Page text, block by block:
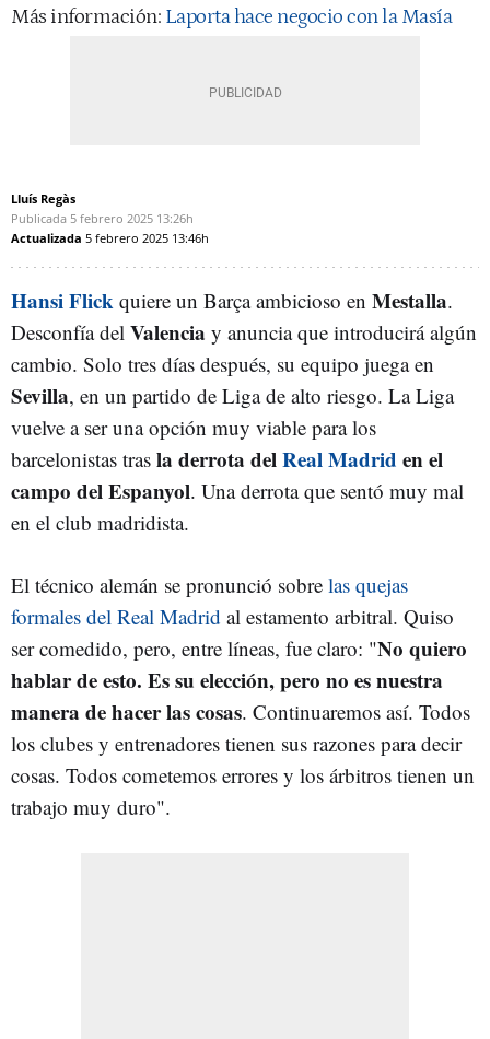
Más información: Laporta hace negocio con la Masía
Lluís Regàs
Publicada 5 febrero 2025 13:26h
Actualizada 5 febrero 2025 13:46h
Hansi Flick quiere un Barça ambicioso en Mestalla.
Desconfía del Valencia y anuncia que introducirá algún
cambio. Solo tres días después, su equipo juega en
Sevilla, en un partido de Liga de alto riesgo. La Liga
vuelve a ser una opción muy viable para los
barcelonistas tras la derrota delReal Madrid en el
campo del Espanyol. Una derrota que sentó muy mal
en el club madridista.
El técnico alemán se pronunció sobre las quejas
formales del Real Madrid al estamento arbitral. Quiso
ser comedido, pero, entre líneas, fue claro: "No quiero
hablar de esto. Es su elección, pero no es nuestra
manera de hacer las cosas. Continuaremos así. Todos
los clubes y entrenadores tienen sus razones para decir
cosas. Todos cometemos errores y los árbitros tienen un
trabajo muy duro".